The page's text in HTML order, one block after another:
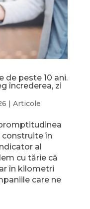
de peste 10 ani.
încrederea, zi
Articole
în
al
cu tărie că
în kilometri
care ne